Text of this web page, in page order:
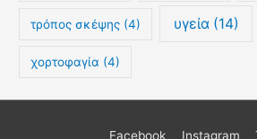
τρόπος σκέψης (4) υγεία(14)
χορτοφαγία (4)
Facebook Instagram